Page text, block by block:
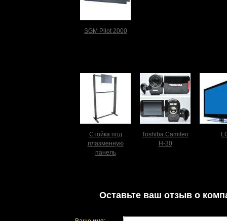
SGM Pilot 2000
Стойка под
плазменную
панель
Toshiba Camileo
H-30
Оставьте ваш отзыв о